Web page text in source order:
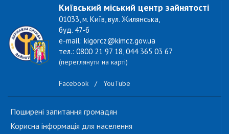
Київський міський центр зайнятості
01033, м. Київ, вул. Жилянська,
буд. 47-б
e-mail: kigorcz@kimcz.gov.ua
тел.: 0800 21 97 18, 044 365 03 67
(переглянути на карті)
Facebook / YouTube
Поширені запитання громадян
Корисна інформація для населення